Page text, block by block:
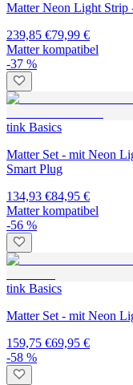
Matter Neon Light Strip
239,85 €79,99 €
Matter kompatibel
-37 %
tink Basics
Matter Set - mit Neon
Smart Plug
134,93 €84,95 €
Matter kompatibel
-56 %
tink Basics
Matter Set - mit Neon
159,75 €69,95 €
-58 %